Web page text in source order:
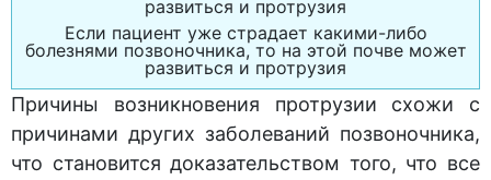
Если пациент уже страдает какими-либо
болезнями позвоночника, то на этой почве может
развиться и протрузия
Причины возникновения протрузии схожи с
причинами других заболеваний позвоночника,
что становится доказательством того, что все